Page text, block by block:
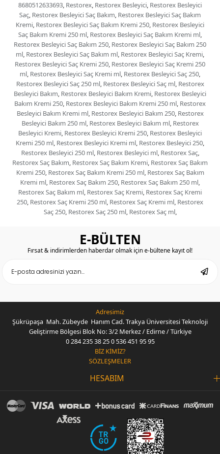
8680512633693, Restorex, Restorex Besleyici, Restorex Besleyici
Saç, Restorex Besleyici Saç Bakım, Restorex Besleyici Saç Bakım
Kremi, Restorex Besleyici Saç Bakım Kremi 250, Restorex Besleyici
Saç Bakım Kremi 250 ml, Restorex Besleyici Saç Bakım Kremi ml,
Restorex Besleyici Saç Bakım 250, Restorex Besleyici Saç Bakım 250
ml, Restorex Besleyici Saç Bakım ml, Restorex Besleyici Saç Kremi,
Restorex Besleyici Saç Kremi 250, Restorex Besleyici Saç Kremi 250
ml, Restorex Besleyici Saç Kremi ml, Restorex Besleyici Saç 250,
Restorex Besleyici Saç 250 ml, Restorex Besleyici Saç ml, Restorex
Besleyici Bakım, Restorex Besleyici Bakım Kremi, Restorex Besleyici
Bakım Kremi 250, Restorex Besleyici Bakım Kremi 250 ml, Restorex
Besleyici Bakım Kremi ml, Restorex Besleyici Bakım 250, Restorex
Besleyici Bakım 250 ml, Restorex Besleyici Bakım ml, Restorex
Besleyici Kremi, Restorex Besleyici Kremi 250, Restorex Besleyici
Kremi 250 ml, Restorex Besleyici Kremi ml, Restorex Besleyici 250,
Restorex Besleyici 250 ml, Restorex Besleyici ml, Restorex Saç,
Restorex Saç Bakım, Restorex Saç Bakım Kremi, Restorex Saç Bakım
Kremi 250, Restorex Saç Bakım Kremi 250 ml, Restorex Saç Bakım
Kremi ml, Restorex Saç Bakım 250, Restorex Saç Bakım 250 ml,
Restorex Saç Bakım ml, Restorex Saç Kremi, Restorex Saç Kremi
250, Restorex Saç Kremi 250 ml, Restorex Saç Kremi ml, Restorex
Saç 250, Restorex Saç 250 ml, Restorex Saç ml,
E-BÜLTEN
Fırsat & indirimlerden haberdar olmak için e-bültene kayıt ol!
Adresimiz
Şükrüpaşa Mah. Zübeyde Hanım Cad. Trakya Üniversitesi Teknoloji
Geliştirme Bölgesi Blok No: 3/2 Merkez / Edirne / Türkiye
0 284 235 38 250 536 451 95 95
BİZ KİMİZ?
SÖZLEŞMELER
HESABIM